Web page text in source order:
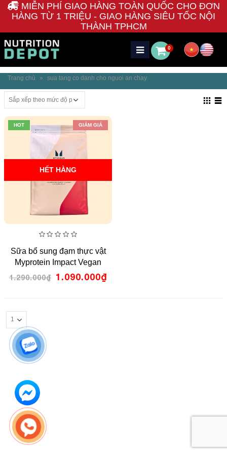
MIỄN PHÍ GIAO HÀNG TOÀN QUỐC CHO ĐƠN
HÀNG TỪ 1 TRIỆU - GIAO HÀNG SIÊU TỐC NỘI
THÀNH TPHCM
0
Trang chủ » sua tang co danh cho nguoi an chay
HOT GIẢM GIÁ
HẾT HÀNG
out
of
5
Sữa bổ sung đạm thực vật
Myprotein Impact Vegan
Protein
1.290.000₫ 1.090.000₫